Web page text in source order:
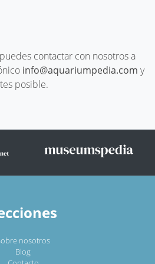
contactar con nosotros a
info@aquariumpedia.com y
posible.
nosotros
Blog